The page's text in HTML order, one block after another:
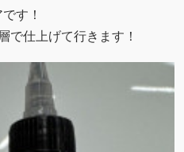
す！
で仕上げて行きます！